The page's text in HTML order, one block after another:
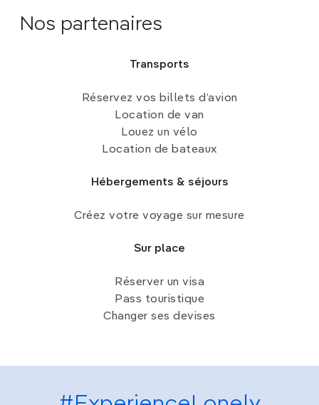
Nos partenaires
Transports
Réservez vos billets d’avion
Location de van
Louez un vélo
Location de bateaux
Hébergements & séjours
Créez votre voyage sur mesure
Sur place
Réserver un visa
Pass touristique
Changer ses devises